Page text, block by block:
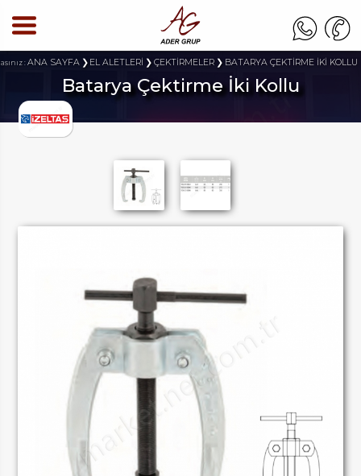
:ANA SAYFA EL ALETLERİ ÇEKTİRMELER BATARYA ÇEKTİRME İKİ KOLLU
Batarya Çektirme İki Kollu